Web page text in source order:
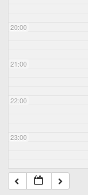
20:00
21:00
22:00
23:00